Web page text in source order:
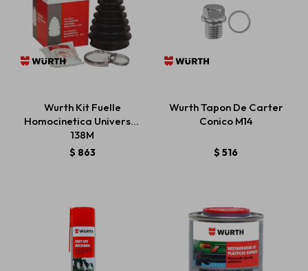
Wurth Kit Fuelle
Homocinetica Universal
138M
$ 863
Wurth Tapon De Carter
Conico M14
$ 516